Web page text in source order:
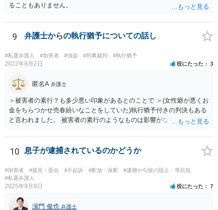
ることもありません。
9 弁護士からの執行猶予についての話し
#私選弁護人 #加害者 #強盗 #刑事裁判 #執行猶予
2022年8月2日 役にたった 3
匿名A 弁護士
＞被害者の素行？も多少悪い印象があるとのことで ＞(女性癖が悪くお
金をちらつかせ売春紛いなことをしていた)執行猶予付きの判決もある
と言われました。 被害者の素行のようなものは影響がないかと思いま
はあるのではないでしょうか。
10 息子が逮捕されているのかどうか
#加害者 #接見・面会 #不起訴 #釈放・保釈
#逮捕や勾留の阻止・準抗告
#私選弁護人
2025年9月9日 役にたった 7
濵門 俊也 弁護士